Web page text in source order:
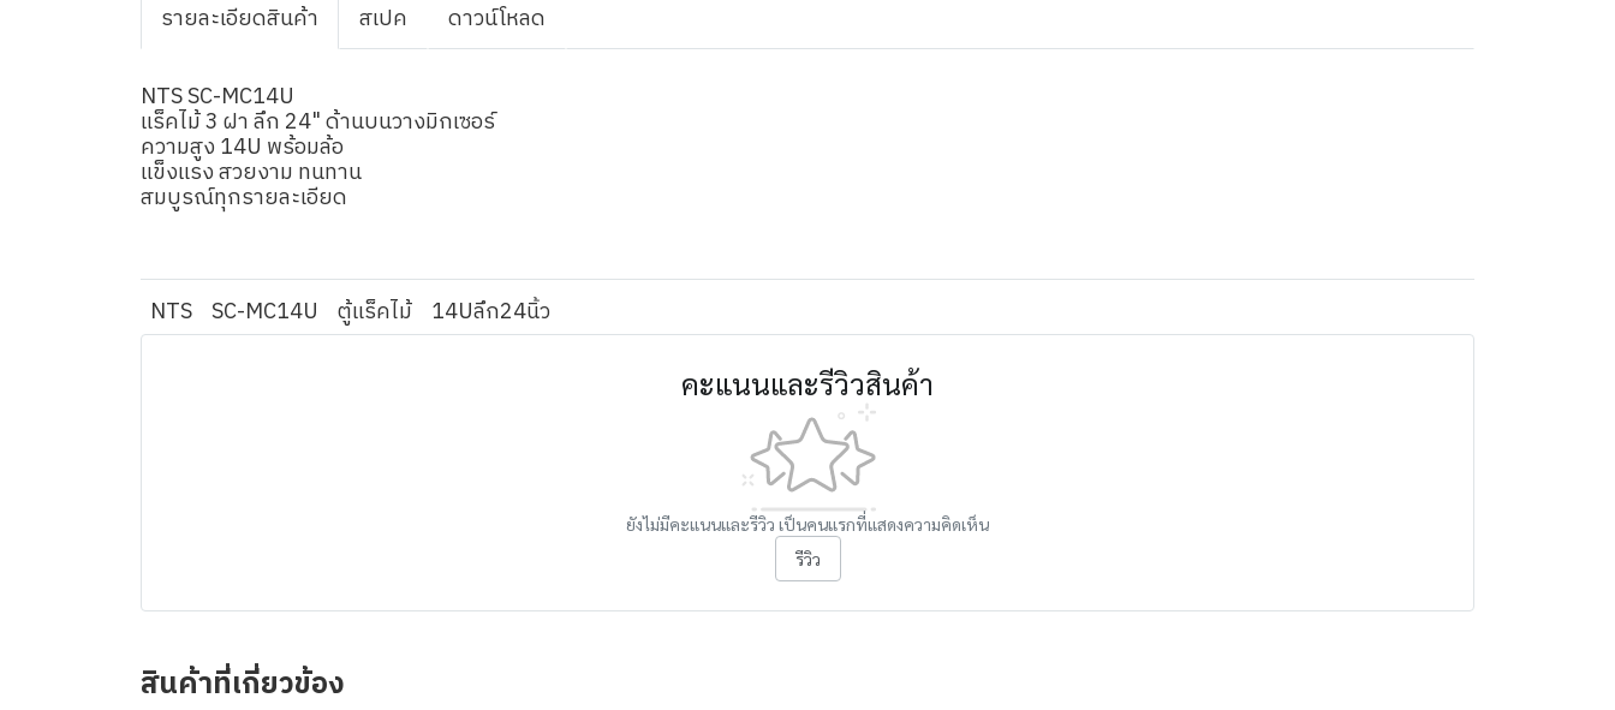
รายละเอียดสินค้า สเปค ดาวน์โหลด
NTS SC-MC14U
แร็คไม้ 3 ฝา ลึก 24" ด้านบนวางมิกเซอร์
ความสูง 14U พร้อมล้อ
แข็งแรง สวยงาม ทนทาน
สมบูรณ์ทุกรายละเอียด
NTS SC-MC14U ตู้แร็คไม้ 14Uลึก24นิ้ว
คะแนนและรีวิวสินค้า
ยังไม่มีคะแนนและรีวิว เป็นคนแรกที่แสดงความคิดเห็น
รีวิว
สินค้าที่เกี่ยวข้อง